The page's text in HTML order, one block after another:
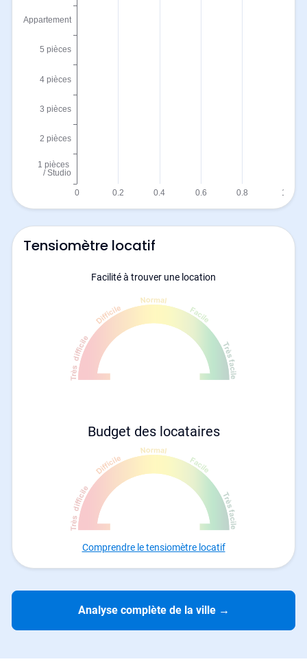
Tensiomètre locatif
Facilité à trouver une location
Budget des locataires
Comprendre le tensiomètre locatif
Analyse complète de la ville →